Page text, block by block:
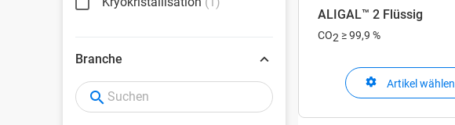
Branche
ALIGAL™ 2 Flüssig
CO2 ≥ 99,9 %
Artikel wählen